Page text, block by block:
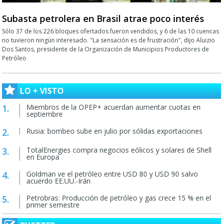
Subasta petrolera en Brasil atrae poco interés
Sólo 37 de los 226 bloques ofertados fueron vendidos, y 6 de las 10 cuencas
no tuvieron ningún interesado. "La sensación es de frustración", dijo Aluizio
Dos Santos, presidente de la Organización de Municipios Productores de
Petróleo
LO + VISTO
Miembros de la OPEP+ acuerdan aumentar cuotas en
septiembre
Rusia: bombeo sube en julio por sólidas exportaciones
TotalEnergies compra negocios eólicos y solares de Shell
en Europa
Goldman ve el petróleo entre USD 80 y USD 90 salvo
acuerdo EE.UU.-Irán
Petrobras: Producción de petróleo y gas crece 15 % en el
primer semestre